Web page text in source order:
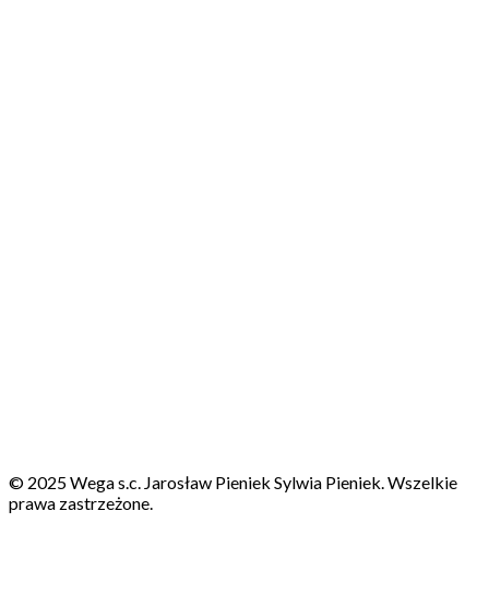
© 2025 Wega s.c. Jarosław Pieniek Sylwia Pieniek. Wszelkie
prawa zastrzeżone.